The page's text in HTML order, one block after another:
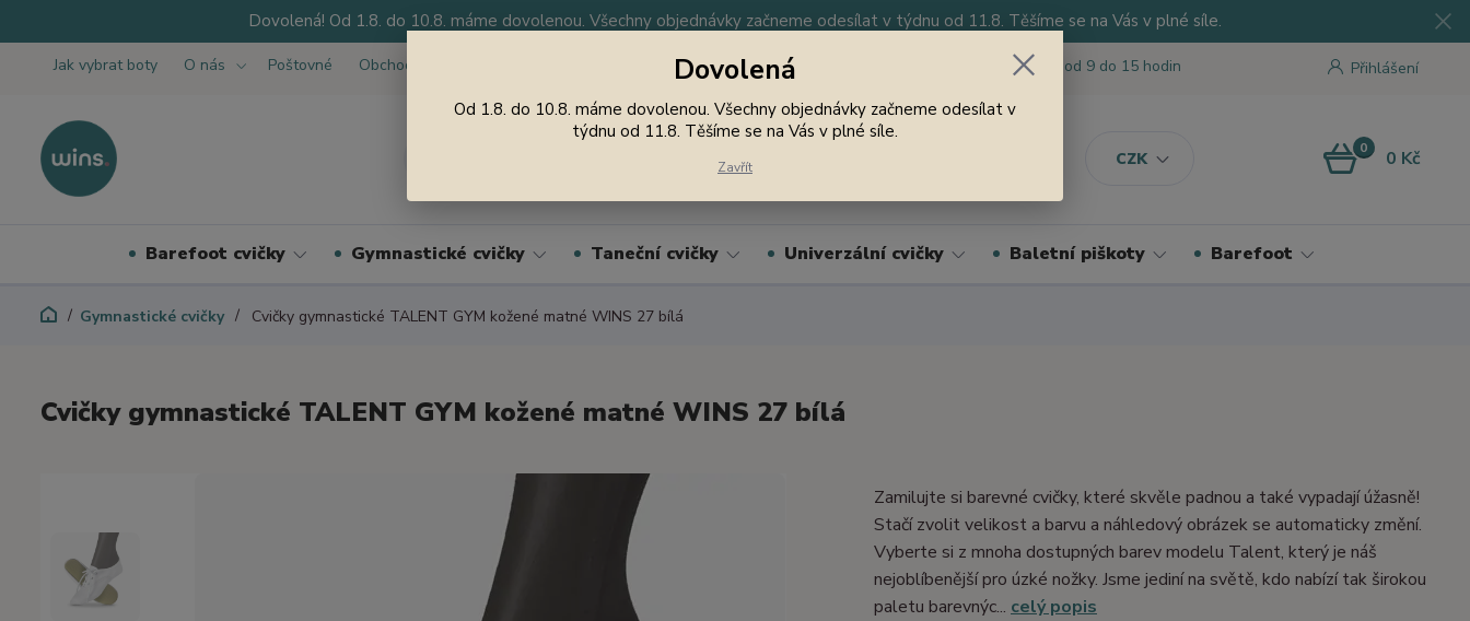
Dovolená! Od 1.8. do 10.8. máme dovolenou. Všechny objednávky začneme odesílat v týdnu od 11.8. Těšíme se na Vás v plné síle.
Jak vybrat boty O nás Poštovné Obchodní podmínky
CZK
Přihlášení
Nevíte si rady? Zavolejte. Jsme tu pro Vás od 9 do 15 hodin
0 0 Kč
Barefoot cvičky Gymnastické cvičky Taneční cvičky Univerzální cvičky Baletní piškoty Barefoot
Gymnastické cvičky Cvičky gymnastické TALENT GYM kožené matné WINS 27 bílá
Cvičky gymnastické TALENT GYM kožené matné WINS 27 bílá
Zamilujte si barevné cvičky, které skvěle padnou a také vypadají úžasně!
Stačí zvolit velikost a barvu a náhledový obrázek se automaticky změní.
Vyberte si z mnoha dostupných barev modelu Talent, který je náš
nejoblíbenější pro úzké nožky. Jsme jediní na světě, kdo nabízí tak širokou
paletu barevnýc... celý popis
Dovolená
Od 1.8. do 10.8. máme dovolenou. Všechny objednávky začneme odesílat v
týdnu od 11.8. Těšíme se na Vás v plné síle.
Zavřít